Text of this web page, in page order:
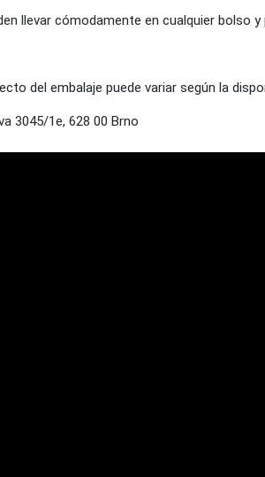
llevar cómodamente en cualquier bolso
del embalaje puede variar según la
3045/1e, 628 00 Brno